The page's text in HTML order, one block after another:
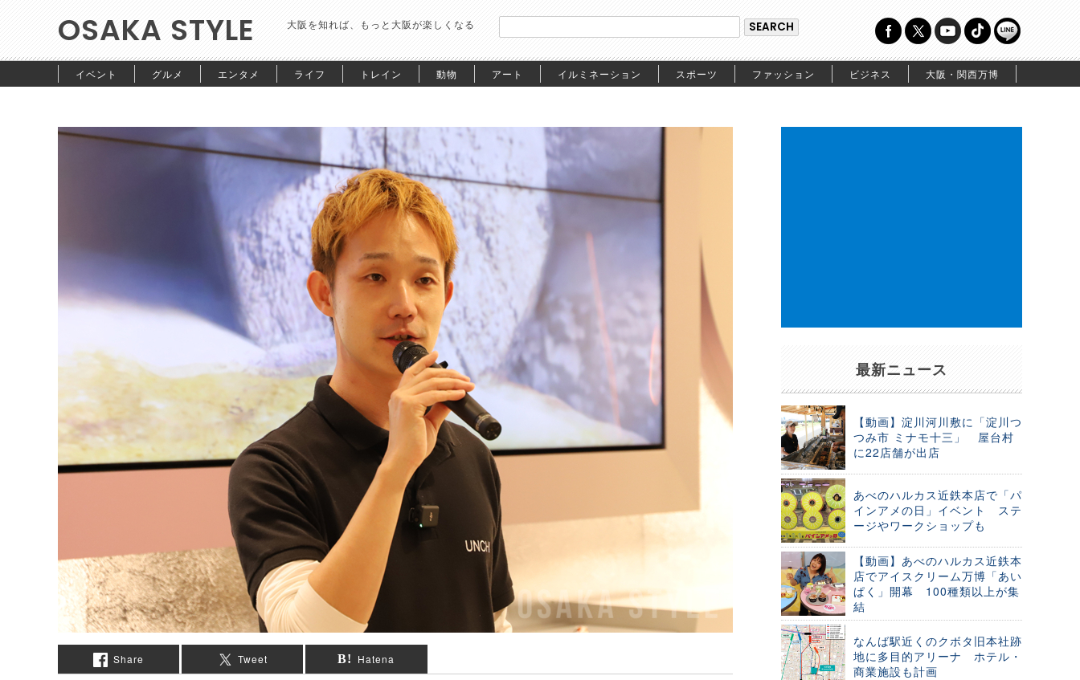
OSAKA STYLE 大阪を知れば、もっと大阪が楽しくなる
イベント グルメ エンタメ ライフ トレイン 動物 アート イルミネーション スポーツ ファッション ビジネス 大阪・関西万博
Share Tweet Hatena
最新ニュース
【動画】淀川河川敷に「淀川つ
つみ市 ミナモ十三」 屋台村
に22店舗が出店
あべのハルカス近鉄本店で「パ
インアメの日」イベント ステ
ージやワークショップも
【動画】あべのハルカス近鉄本
店でアイスクリーム万博「あい
ぱく」開幕 100種類以上が集
結
なんば駅近くのクボタ旧本社跡
地に多目的アリーナ ホテル・
商業施設も計画